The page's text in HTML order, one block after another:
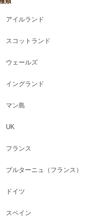
アイルランド
スコットランド
ウェールズ
イングランド
マン島
UK
フランス
ブルターニュ（フランス）
ドイツ
スペイン